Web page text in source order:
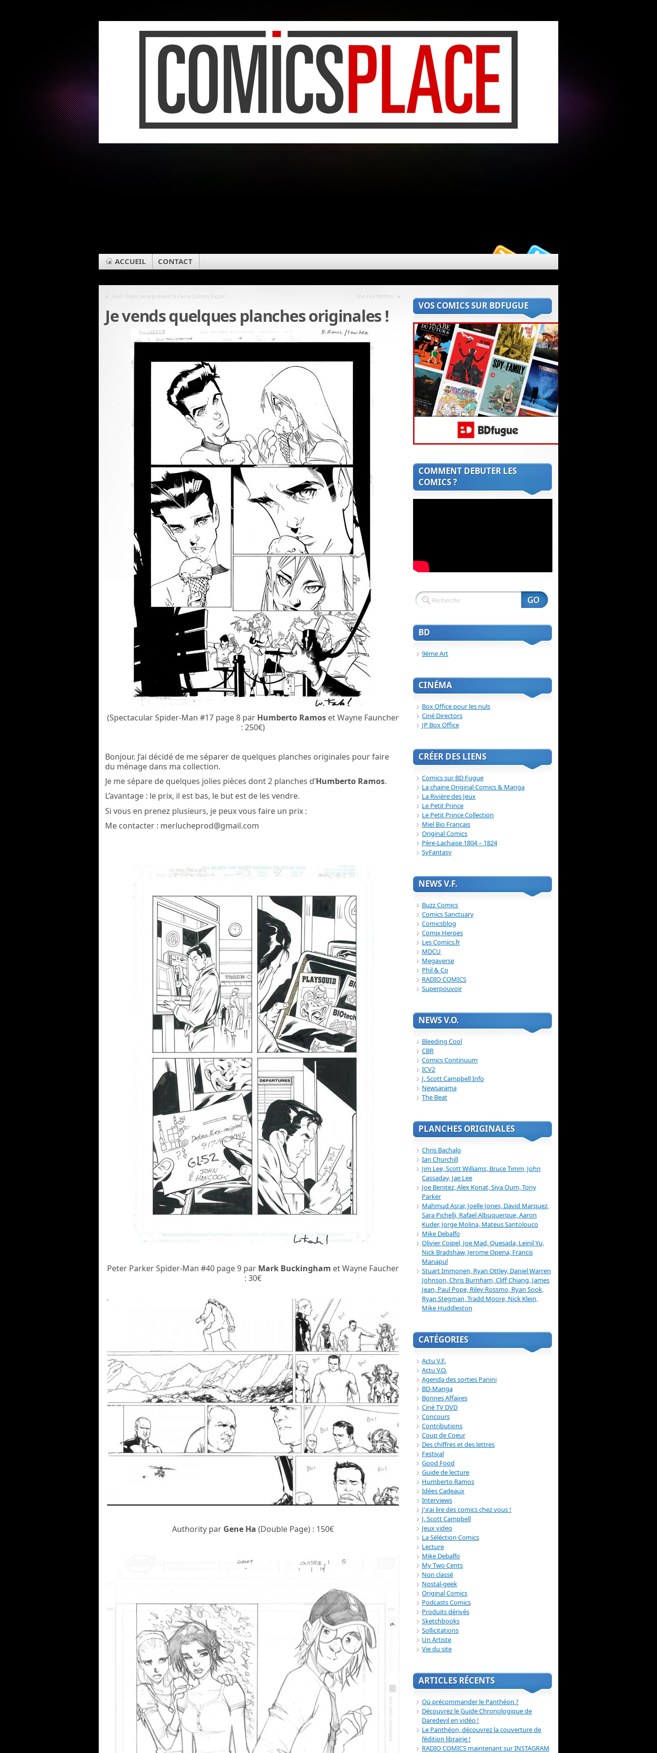
ACCUEIL CONTACT
« Alan Davis sera présent à Paris Comics Expo ! The Evil Within »
Je vends quelques planches originales !
(Spectacular Spider-Man #17 page 8 par Humberto Ramoset Wayne Fauncher
: 250€)
Bonjour. J’ai décidé de me séparer de quelques planches originales pour faire
du ménage dans ma collection.
Je me sépare de quelques jolies pièces dont 2 planches d’Humberto Ramos.
L’avantage : le prix, il est bas, le but est de les vendre.
Si vous en prenez plusieurs, je peux vous faire un prix :
Me contacter : merlucheprod@gmail.com
Peter Parker Spider-Man #40 page 9 parMark Buckingham et Wayne Faucher
: 30€
Authority par Gene Ha (Double Page) : 150€
VOS COMICS SUR BDFUGUE
COMMENT DEBUTER LES
COMICS ?
BD
9ème Art
CINÉMA
Box Office pour les nuls
Ciné Directors
JP Box Office
CRÉER DES LIENS
Comics sur BD Fugue
La chaine Original Comics & Manga
La Rivière des Jeux
Le Petit Prince
Le Petit Prince Collection
Miel Bio Français
Original Comics
Père-Lachaise 1804 – 1824
SyFantasy
NEWS V.F.
Buzz Comics
Comics Sanctuary
Comicsblog
Comix Heroes
Les Comics.fr
MDCU
Megaverse
Phil & Co
RADIO COMICS
Superpouvoir
NEWS V.O.
Bleeding Cool
CBR
Comics Continuum
ICV2
J. Scott Campbell Info
Newsarama
The Beat
PLANCHES ORIGINALES
Chris Bachalo
Ian Churchill
Jim Lee, Scott Williams, Bruce Timm, John
Cassaday, Jae Lee
Joe Benitez, Alex Konat, Siya Oum, Tony
Parker
Mahmud Asrar, Joelle Jones, David Marquez,
Sara Pichelli, Rafael Albuquerque, Aaron
Kuder, Jorge Molina, Mateus Santolouco
Mike Debalfo
Olivier Coipel, Joe Mad, Quesada, Leinil Yu,
Nick Bradshaw, Jerome Opena, Francis
Manapul
Stuart Immonen, Ryan Ottley, Daniel Warren
Johnson, Chris Burnham, Cliff Chiang, James
Jean, Paul Pope, Riley Rossmo, Ryan Sook,
Ryan Stegman, Tradd Moore, Nick Klein,
Mike Huddleston
CATÉGORIES
Actu V.F.
Actu V.O.
Agenda des sorties Panini
BD-Manga
Bonnes Affaires
Ciné TV DVD
Concours
Contributions
Coup de Coeur
Des chiffres et des lettres
Festival
Good Food
Guide de lecture
Humberto Ramos
Idées Cadeaux
Interviews
J'irai lire des comics chez vous !
J. Scott Campbell
Jeux video
La Séléction Comics
Lecture
Mike Debalfo
My Two Cents
Non classé
Nostal-geek
Original Comics
Podcasts Comics
Produits dérivés
Sketchbooks
Sollicitations
Un Artiste
Vie du site
ARTICLES RÉCENTS
Où précommander le Panthéon ?
Découvrez le Guide Chronologique de
Daredevil en vidéo !
Le Panthéon, découvrez la couverture de
l’édition librairie !
RADIO COMICS maintenant sur INSTAGRAM